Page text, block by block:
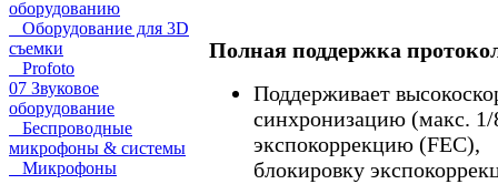
оборудованию
Оборудование для 3D
съемки
Profoto
07 Звуковое
оборудование
Беспроводные
микрофоны & системы
Микрофоны
Полная поддержка
Поддерживает
синхронизацию (макс. 1/
экспокоррекцию (FEC),
блокировку